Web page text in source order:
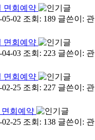
면회예약
02 조회: 189 글쓴이: 관
면회예약
03 조회: 223 글쓴이: 관
면회예약
25 조회: 227 글쓴이: 관
면회예약
25 조회: 138 글쓴이: 관